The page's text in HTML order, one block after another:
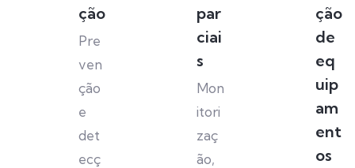
ção
Pre
ven
ção
e
det
ecç
par
ciai
s
Mon
itori
zaç
ão,
ção
de
eq
uip
am
ent
os